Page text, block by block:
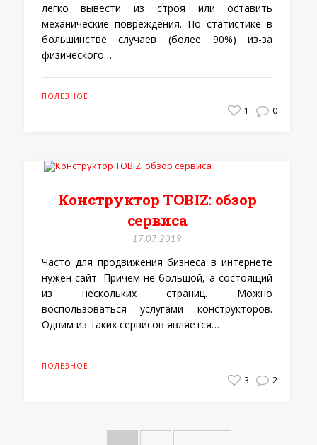
легко вывести из строя или оставить
механические повреждения. По статистике в
большинстве случаев (более 90%) из-за
физического…
ПОЛЕЗНОЕ
1 0
Конструктор TOBIZ: обзор
сервиса
17.07.2019
Часто для продвижения бизнеса в интернете
нужен сайт. Причем не большой, а состоящий
из нескольких страниц. Можно
воспользоваться услугами конструкторов.
Одним из таких сервисов является…
ПОЛЕЗНОЕ
3 2